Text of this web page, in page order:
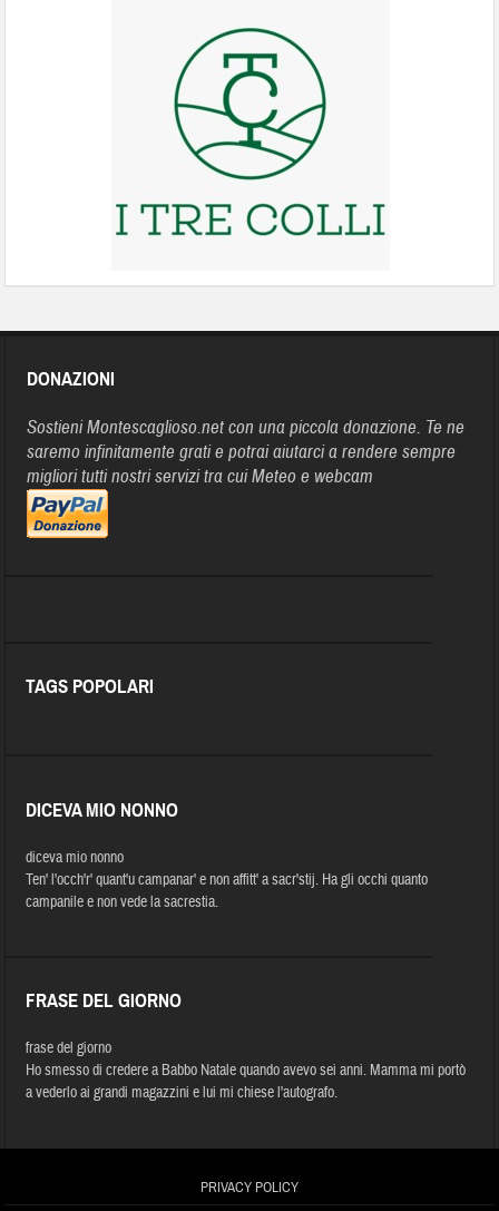
DONAZIONI
Sostieni Montescaglioso.net con una piccola donazione. Te ne
saremo infinitamente grati e potrai aiutarci a rendere sempre
migliori tutti nostri servizi tra cui Meteo e webcam
TAGS POPOLARI
DICEVA MIO NONNO
diceva mio nonno
Ten' l'occh'r' quant'u campanar' e non affitt' a sacr'stij. Ha gli occhi quanto
campanile e non vede la sacrestia.
FRASE DEL GIORNO
frase del giorno
Ho smesso di credere a Babbo Natale quando avevo sei anni. Mamma mi portò
a vederlo ai grandi magazzini e lui mi chiese l'autografo.
PRIVACY POLICY